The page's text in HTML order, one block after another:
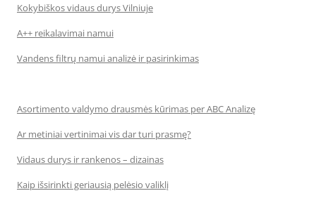
Kokybiškos vidaus durys Vilniuje
A++ reikalavimai namui
Vandens filtrų namui analizė ir pasirinkimas
Asortimento valdymo drausmės kūrimas per ABC Analizę
Ar metiniai vertinimai vis dar turi prasmę?
Vidaus durys ir rankenos – dizainas
Kaip išsirinkti geriausią pelėsio valiklį